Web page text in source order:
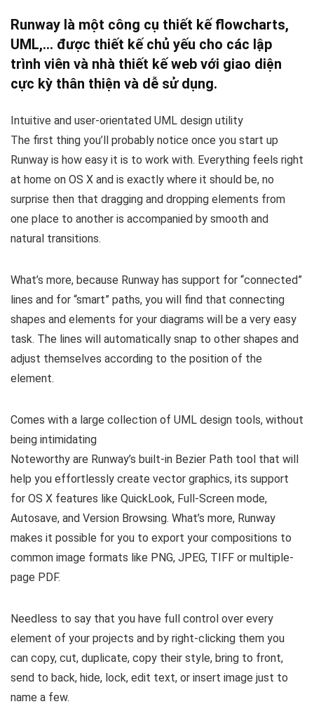
Runway là một công cụ thiết kế flowcharts,
UML,… được thiết kế chủ yếu cho các lập
trình viên và nhà thiết kế web với giao diện
cực kỳ thân thiện và dễ sử dụng.
Intuitive and user-orientated UML design utility
The first thing you’ll probably notice once you start up
Runway is how easy it is to work with. Everything feels right
at home on OS X and is exactly where it should be, no
surprise then that dragging and dropping elements from
one place to another is accompanied by smooth and
natural transitions.
What’s more, because Runway has support for “connected”
lines and for “smart” paths, you will find that connecting
shapes and elements for your diagrams will be a very easy
task. The lines will automatically snap to other shapes and
adjust themselves according to the position of the
element.
Comes with a large collection of UML design tools, without
being intimidating
Noteworthy are Runway’s built-in Bezier Path tool that will
help you effortlessly create vector graphics, its support
for OS X features like QuickLook, Full-Screen mode,
Autosave, and Version Browsing. What’s more, Runway
makes it possible for you to export your compositions to
common image formats like PNG, JPEG, TIFF or multiple-
page PDF.
Needless to say that you have full control over every
element of your projects and by right-clicking them you
can copy, cut, duplicate, copy their style, bring to front,
send to back, hide, lock, edit text, or insert image just to
name a few.